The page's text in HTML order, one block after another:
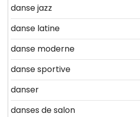
danse jazz
danse latine
danse moderne
danse sportive
danser
danses de salon